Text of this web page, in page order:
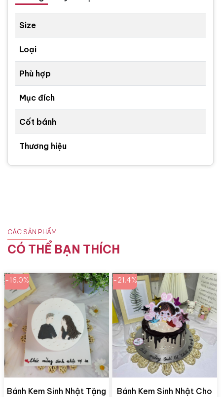
Size
Loại
Phù hợp
Mục đích
Cốt bánh
Thương hiệu
CÁC SẢN PHẨM
CÓ THỂ BẠN THÍCH
-16.0%
Bánh Kem Sinh Nhật Tặng
-21.4%
Bánh Kem Sinh Nhật Cho